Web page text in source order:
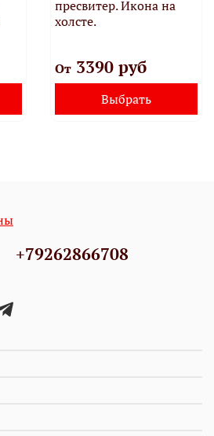
пресвитер. Икона на
холсте.
От3390 руб
Выбрать
+79262866708